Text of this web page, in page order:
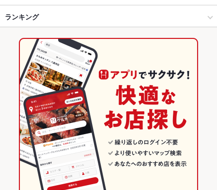
熊谷・深谷・本庄 × 洋食全般
ふかや花園駅 × 洋食
ふかや花園駅 × 洋食全般
深谷 × 洋食全般
埼玉 × 洋食
埼玉 × 洋食全般
エビ料理
ランキング
埼玉のグルメランキング
埼玉の洋食ランキング
熊谷・深谷・本庄のグルメランキング
深谷のグルメランキング